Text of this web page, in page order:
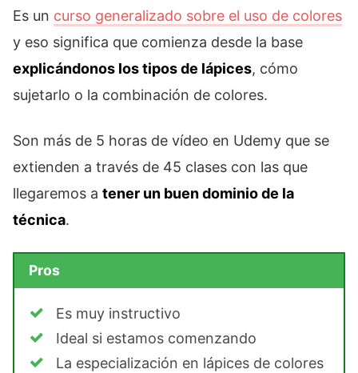
Es un curso generalizado sobre el uso de colores
y eso significa que comienza desde la base
explicándonos los tipos de lápices, cómo
sujetarlo o la combinación de colores.
Son más de 5 horas de vídeo en Udemy que se
extienden a través de 45 clases con las que
llegaremos a tener un buen dominio de la
técnica.
Pros
Es muy instructivo
Ideal si estamos comenzando
La especialización en lápices de colores